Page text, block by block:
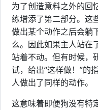
为了创造意料之外的回
练增添了第二部分。这
做出某个动作之后会躺
么。因此如果主人站在
站着不动。但有时候，
试，给出“这样做！”的
人做出了同样的动作。
这意味着即便狗没有特